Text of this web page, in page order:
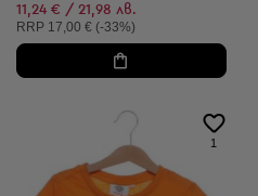
11,24 € / 21,98 лв.
Препоръчителна цена:
RRP 17,00 € (-33%)
1